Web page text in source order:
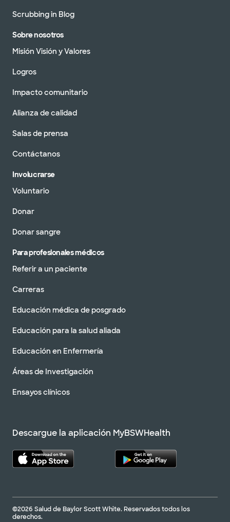
Scrubbing in Blog
Sobre nosotros
Misión Visión y Valores
Logros
Impacto comunitario
Alianza de calidad
Salas de prensa
Contáctanos
Involucrarse
Voluntario
Donar
Donar sangre
Para profesionales médicos
Referir a un paciente
Carreras
Educación médica de posgrado
Educación para la salud aliada
Educación en Enfermería
Áreas de Investigación
Ensayos clínicos
Descargue la aplicación MyBSWHealth
©2026 Salud de Baylor Scott White. Reservados todos los
derechos.